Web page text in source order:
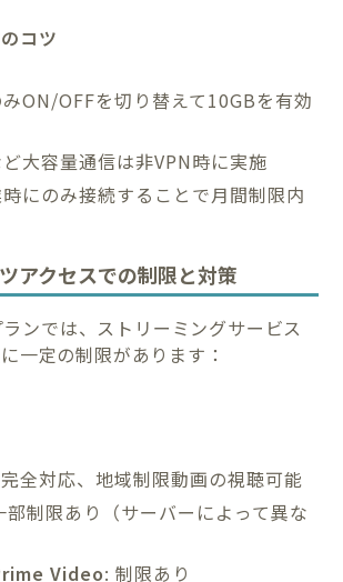
コツ
ON/OFFを切り替えて10GBを有効
大容量通信は非VPN時に実施
にのみ接続することで月間制限内
アクセスでの制限と対策
ンでは、ストリーミングサービス
一定の制限があります：
全対応、地域制限動画の視聴可能
部制限あり（サーバーによって異な
Video: 制限あり